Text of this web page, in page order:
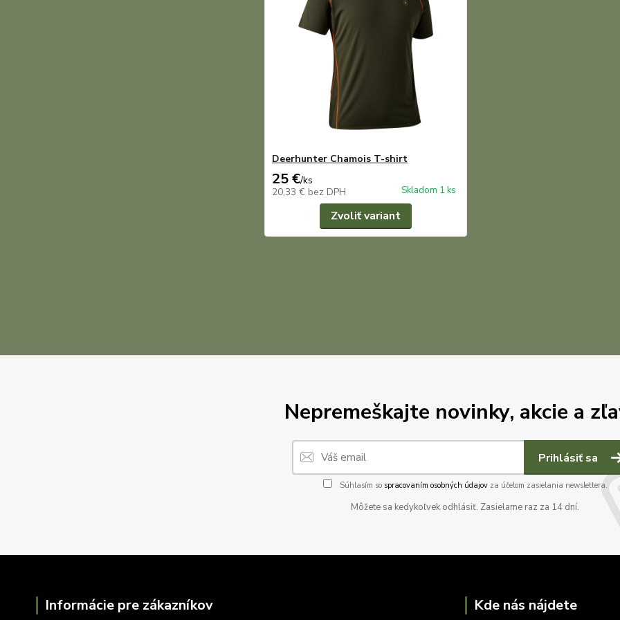
Deerhunter Chamois T-shirt
25 €/ks
20,33 € bez DPH Skladom 1 ks
Zvoliť variant
Nepremeškajte novinky, akcie a
Prihlásiť sa
Súhlasím so spracovaním osobných údajovza účelom zasielania newslettera.
Môžete sa kedykoľvek odhlásiť. Zasielame raz za 14 dní.
Informácie pre zákazníkov Kde nás nájdete